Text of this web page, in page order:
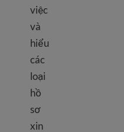
việc
và
hiểu
các
loại
hồ
sơ
xin